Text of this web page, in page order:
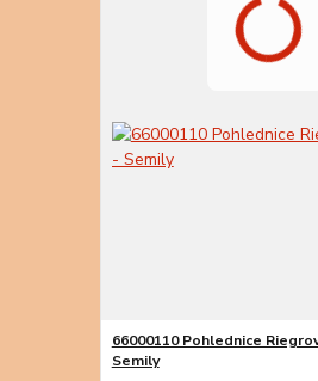
66000110 Pohlednice
Semily